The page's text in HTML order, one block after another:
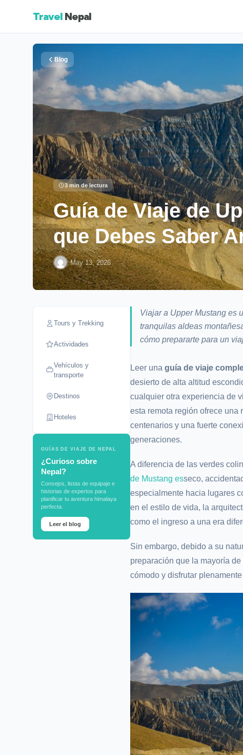
Travel Nepal
Blog
3 min de lectura
Guía de Viaje de
que Debes Saber
·May 13, 2026
Tours y Trekking
Actividades
Vehículos y
transporte
Destinos
Hoteles
GUÍAS DE VIAJE DE NEPAL
¿Curioso sobre
Nepal?
Consejos, listas de equipaje e
historias de expertos para
planificar tu aventura himalaya
perfecta.
Leer el blog
Viajar a Upper Mustang es
tranquilas aldeas
cómo prepararte para un
Leer una guía de viaje
desierto de alta altitud
cualquier otra experiencia de
esta remota región ofrece una
centenarios y una fuerte
generaciones.
A diferencia de las verdes
de Mustang esseco,
especialmente hacia lugares
en el estilo de vida, la
como el ingreso a una era
Sin embargo, debido a su
preparación que la mayoría
cómodo y disfrutar